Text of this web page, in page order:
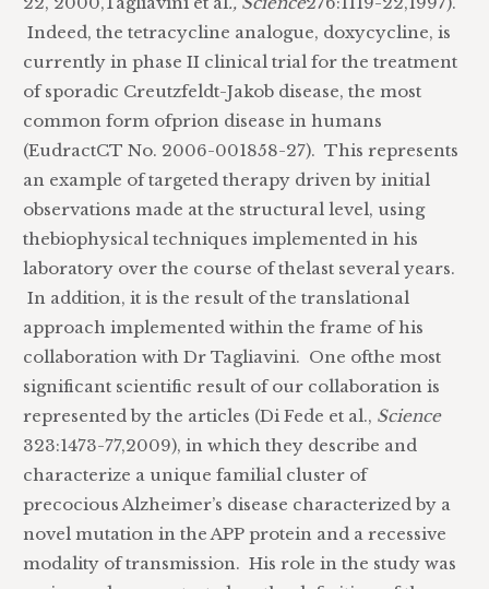
Indeed, the tetracycline analogue, doxycycline, is
currently in phase II clinical trial for the treatment
of sporadic Creutzfeldt-Jakob disease, the most
common form ofprion disease in humans
(EudractCT No. 2006-001858-27). This represents
an example of targeted therapy driven by initial
observations made at the structural level, using
thebiophysical techniques implemented in his
laboratory over the course of thelast several years.
In addition, it is the result of the translational
approach implemented within the frame of his
collaboration with Dr Tagliavini. One ofthe most
significant scientific result of our collaboration is
represented by the articles (Di Fede et al., Science
323:1473-77,2009), in which they describe and
characterize a unique familial cluster of
precocious Alzheimer’s disease characterized by a
novel mutation in the APP protein and a recessive
modality of transmission. His role in the study was